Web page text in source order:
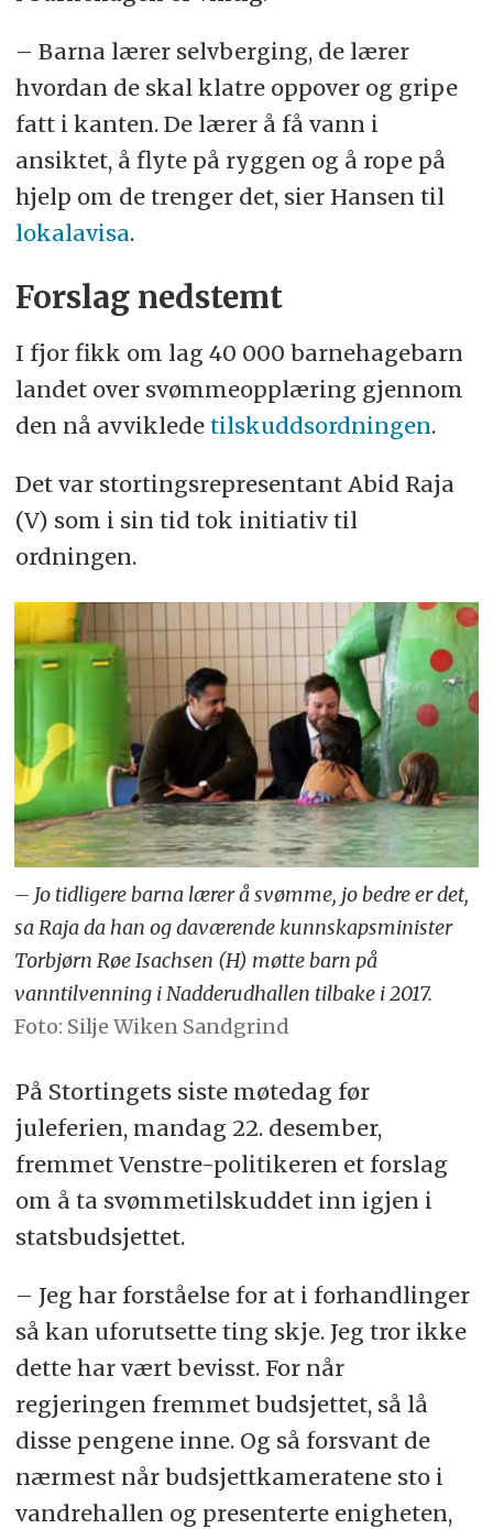
– Barna lærer selvberging, de lærer
hvordan de skal klatre oppover og gripe
fatt i kanten. De lærer å få vann i
ansiktet, å flyte på ryggen og å rope på
hjelp om de trenger det, sier Hansen til
lokalavisa.
Forslag nedstemt
I fjor fikk om lag 40 000 barnehagebarn
landet over svømmeopplæring gjennom
den nå avviklede tilskuddsordningen.
Det var stortingsrepresentant Abid Raja
(V) som i sin tid tok initiativ til
ordningen.
– Jo tidligere barna lærer å svømme, jo bedre er det,
sa Raja da han og daværende kunnskapsminister
Torbjørn Røe Isachsen (H) møtte barn på
vanntilvenning i Nadderudhallen tilbake i 2017.
Foto: Silje Wiken Sandgrind
På Stortingets siste møtedag før
juleferien, mandag 22. desember,
fremmet Venstre-politikeren et forslag
om å ta svømmetilskuddet inn igjen i
statsbudsjettet.
– Jeg har forståelse for at i forhandlinger
så kan uforutsette ting skje. Jeg tror ikke
dette har vært bevisst. For når
regjeringen fremmet budsjettet, så lå
disse pengene inne. Og så forsvant de
nærmest når budsjettkameratene sto i
vandrehallen og presenterte enigheten,